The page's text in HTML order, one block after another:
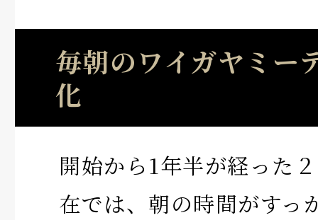
毎朝のワイガヤミー
化
開始から1年半が経った
在では、朝の時間がすっ